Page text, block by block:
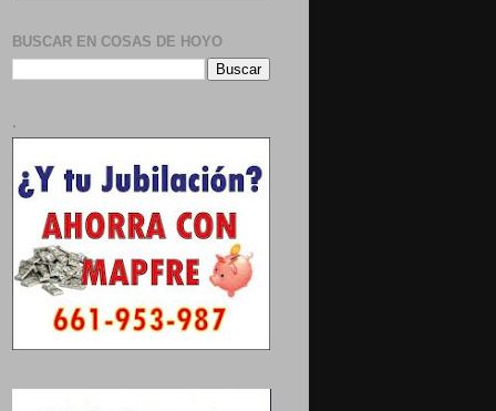
BUSCAR EN COSAS DE HOYO
.